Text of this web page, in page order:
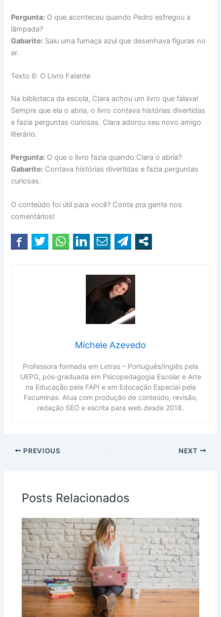
Pergunta: O que aconteceu quando Pedro esfregou a
lâmpada?
Gabarito: Saiu uma fumaça azul que desenhava figuras no
ar.
Texto 6: O Livro Falante
Na biblioteca da escola, Clara achou um livro que falava!
Sempre que ela o abria, o livro contava histórias divertidas
e fazia perguntas curiosas. Clara adorou seu novo amigo
literário.
Pergunta: O que o livro fazia quando Clara o abria?
Gabarito: Contava histórias divertidas e fazia perguntas
curiosas.
O conteúdo foi útil para você? Conte pra gente nos
comentários!
Michele Azevedo
Professora formada em Letras – Português/Inglês pela
UEPG, pós-graduada em Psicopedagogia Escolar e Arte
na Educação pela FAPI e em Educação Especial pela
Facuminas. Atua com produção de conteúdo, revisão,
redação SEO e escrita para web desde 2018.
PREVIOUS NEXT
Posts Relacionados